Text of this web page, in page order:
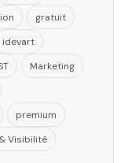
gratuit
idevart
Marketing
premium
Visibilité